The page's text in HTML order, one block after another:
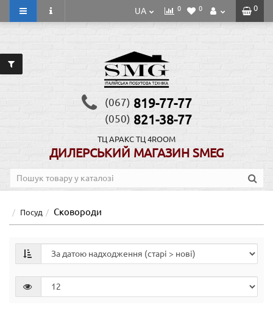
0
UA 0 0
(067) 819-77-77
(050) 821-38-77
ТЦ АРАКС ТЦ 4ROOM
ДИЛЕРСЬКИЙ МАГАЗИН SMEG
Посуд Сковороди